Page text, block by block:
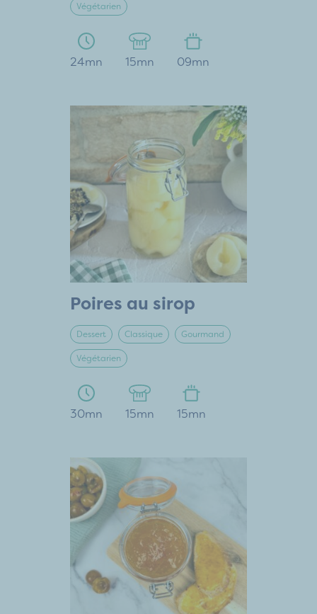
Végétarien
24mn 15mn 09mn
Poires au sirop
Dessert Classique Gourmand
Végétarien
30mn 15mn 15mn